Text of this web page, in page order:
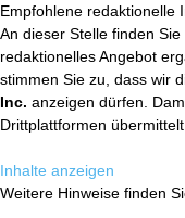
Empfohlene redaktionelle
An dieser Stelle finden
redaktionelles Angebot
stimmen Sie zu, dass wir
Inc. anzeigen dürfen.
Drittplattformen übermittelt
Inhalte anzeigen
Weitere Hinweise finden